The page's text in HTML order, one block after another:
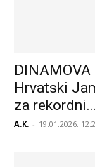
DINAMOVA
Hrvatski
za rekordni...
A.K. - 19.01.2026.